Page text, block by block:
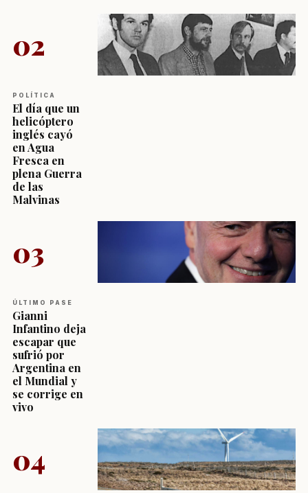
02
POLÍTICA
El día que un
helicóptero
inglés cayó
en Agua
Fresca en
plena Guerra
de las
Malvinas
03
ÚLTIMO PASE
Gianni
Infantino deja
escapar que
sufrió por
Argentina en
el Mundial y
se corrige en
vivo
04